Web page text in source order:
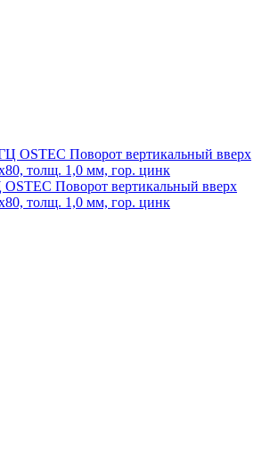
Поворот вертикальный вверх
толщ. 1,0 мм, гор. цинк